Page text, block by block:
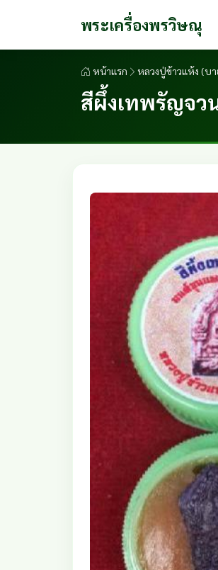
พระเครื่องพรวิษณุ
หน้าแรก หลวงปู่ข้าวแห้ง (บ
สีผึ้งเทพรัญจว